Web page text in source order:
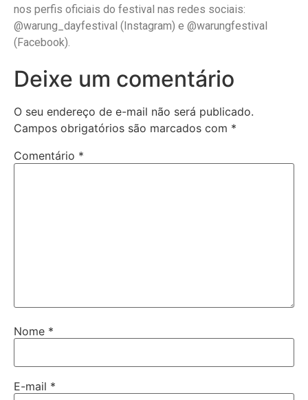
nos perfis oficiais do festival nas redes sociais:
@warung_dayfestival (Instagram) e @warungfestival
(Facebook).
Deixe um comentário
O seu endereço de e-mail não será publicado.
Campos obrigatórios são marcados com *
Comentário *
Nome *
E-mail *